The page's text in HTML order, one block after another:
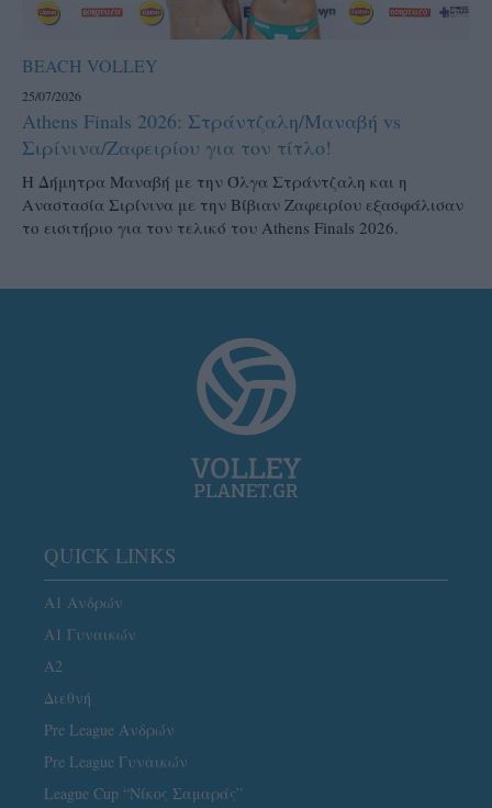
BEACH VOLLEY
25/07/2026
Athens Finals 2026: Στράντζαλη/Μαναβή vs
Σιρίνινα/Ζαφειρίου για τον τίτλο!
H Δήμητρα Μαναβή με την Όλγα Στράντζαλη και η
Αναστασία Σιρίνινα με την Βίβιαν Ζαφειρίου εξασφάλισαν
το εισιτήριο για τον τελικό του Athens Finals 2026.
QUICK LINKS
Α1 Ανδρών
Α1 Γυναικών
A2
Διεθνή
Pre League Ανδρών
Pre League Γυναικών
League Cup “Νίκος Σαμαράς”